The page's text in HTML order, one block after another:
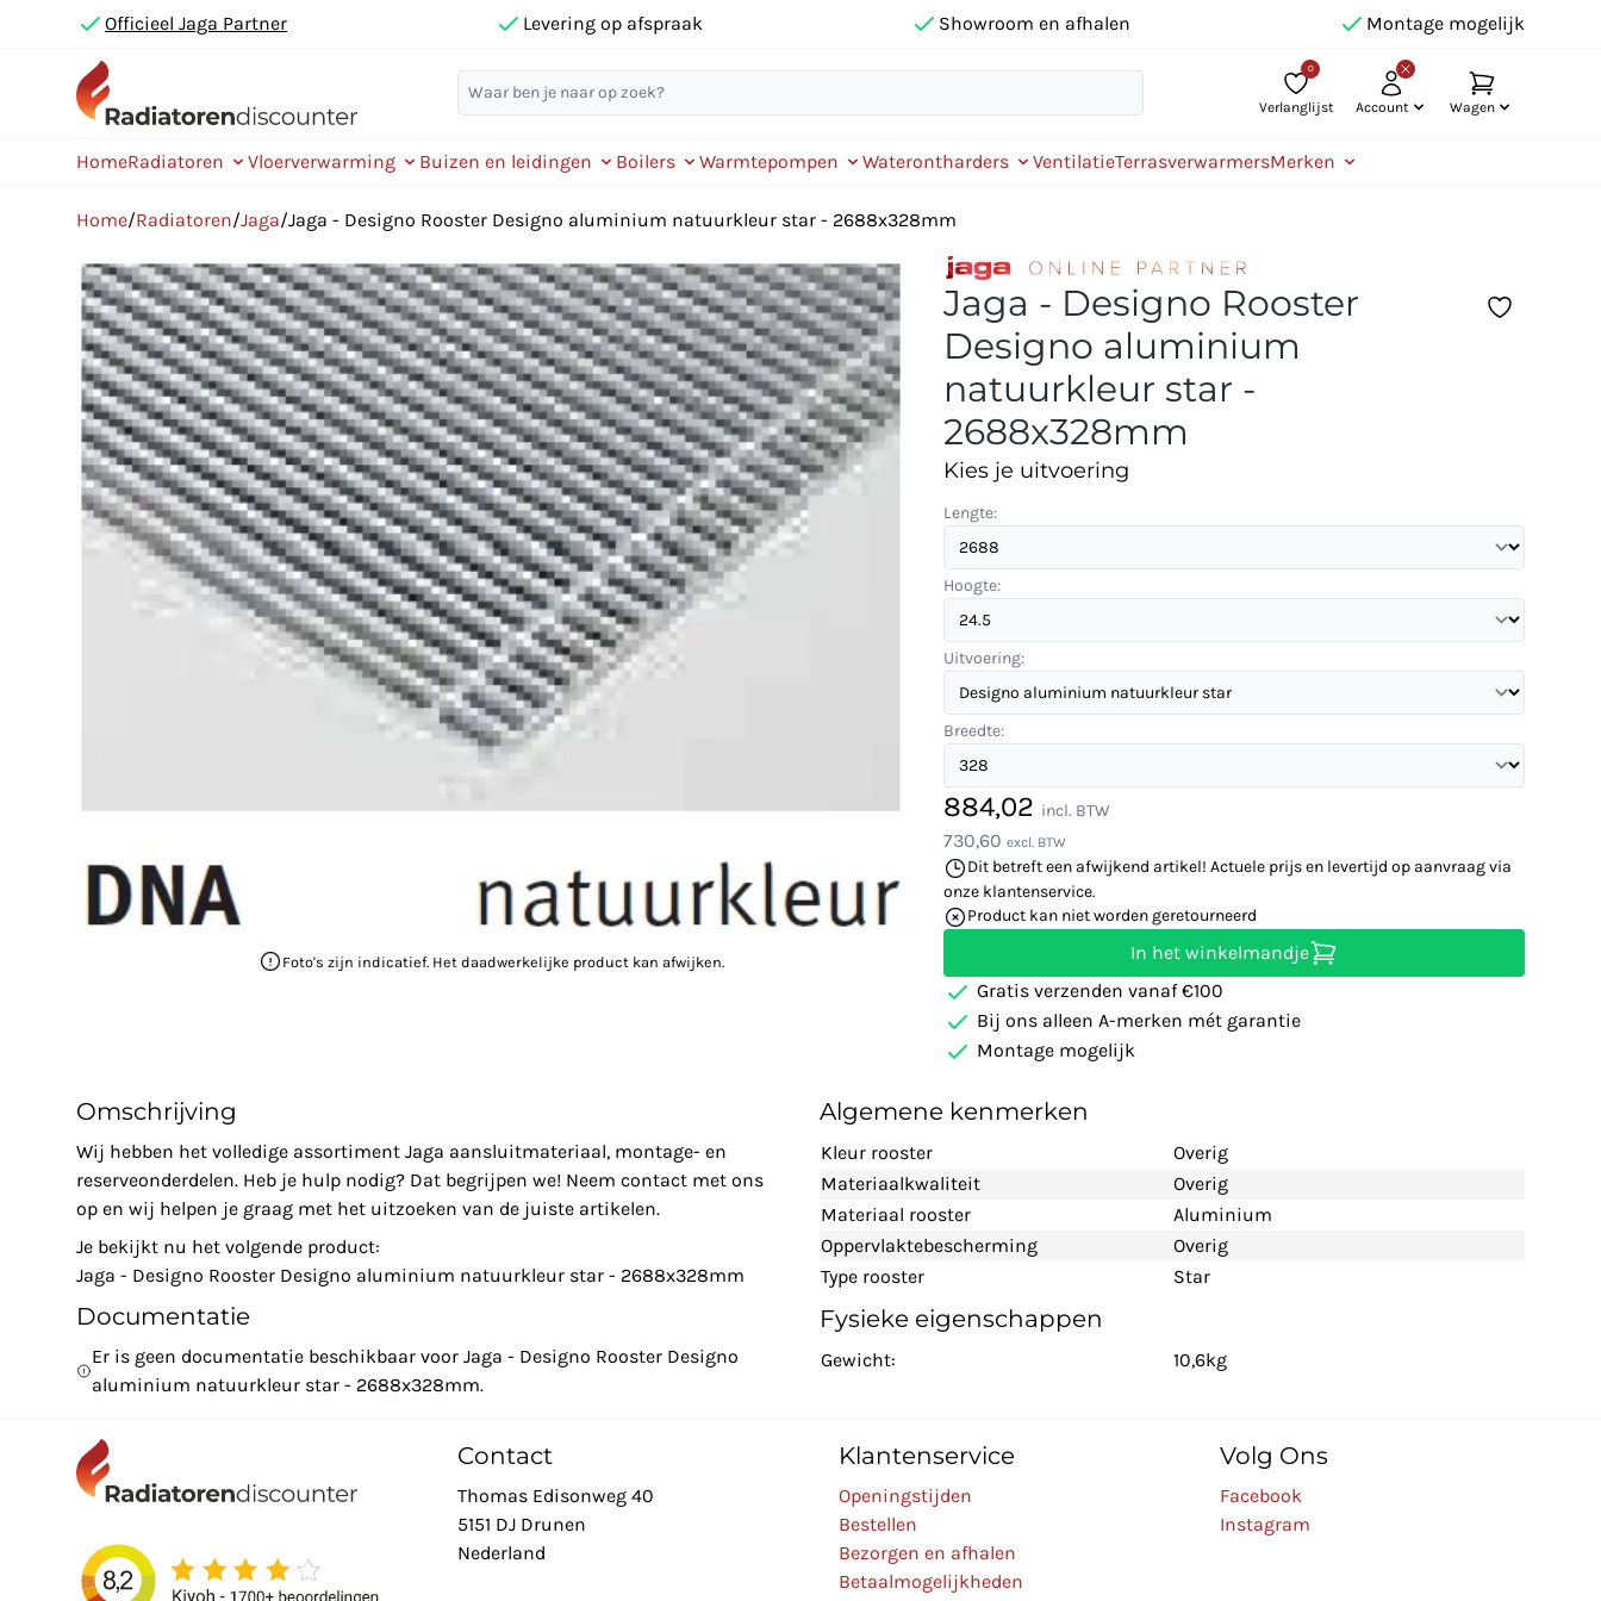
Officieel Jaga Partner Levering op afspraak Showroom en afhalen Montage mogelijk
0
Verlanglijst Account Wagen
HomeRadiatoren Vloerverwarming Buizen en leidingen Boilers Warmtepompen Waterontharders VentilatieTerrasverwarmersMerken
Home/Radiatoren/Jaga/Jaga - Designo Rooster Designo aluminium natuurkleur star - 2688x328mm
Foto's zijn indicatief. Het daadwerkelijke product kan afwijken.
Jaga - Designo Rooster
Designo aluminium
natuurkleur star -
2688x328mm
Kies je uitvoering
Lengte:
Hoogte:
Uitvoering:
Breedte:
884,02 incl. BTW
730,60 excl. BTW
Dit betreft een afwijkend artikel! Actuele prijs en levertijd op aanvraag via
onze klantenservice.
Product kan niet worden geretourneerd
In het winkelmandje
Gratis verzenden vanaf €100
Bij ons alleen A-merken mét garantie
Montage mogelijk
Omschrijving
Wij hebben het volledige assortiment Jaga aansluitmateriaal, montage- en
reserveonderdelen. Heb je hulp nodig? Dat begrijpen we! Neem contact met ons
op en wij helpen je graag met het uitzoeken van de juiste artikelen.
Je bekijkt nu het volgende product:
Jaga - Designo Rooster Designo aluminium natuurkleur star - 2688x328mm
Documentatie
Er is geen documentatie beschikbaar voor Jaga - Designo Rooster Designo
aluminium natuurkleur star - 2688x328mm.
Algemene kenmerken
Kleur rooster
Overig
Materiaalkwaliteit
Overig
Materiaal rooster
Aluminium
Oppervlaktebescherming
Overig
Type rooster
Star
Fysieke eigenschappen
Gewicht: 10,6kg
Contact
Thomas Edisonweg 40
5151 DJ Drunen
Nederland
Klantenservice
Openingstijden
Bestellen
Bezorgen en afhalen
Betaalmogelijkheden
Volg Ons
Facebook
Instagram